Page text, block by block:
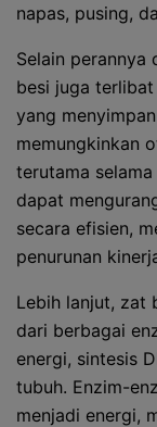
napas, pusing,
Selain perannya
besi juga
yang
memungkinkan
terutama
dapat
secara efisien,
penurunan
Lebih lanjut, zat
dari berbagai
energi, sintesis
tubuh. Enzim-
menjadi energi,